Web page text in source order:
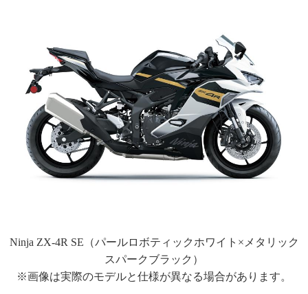
Ninja ZX-4R SE（パールロボティックホワイト×メタリック
スパークブラック）
※画像は実際のモデルと仕様が異なる場合があります。